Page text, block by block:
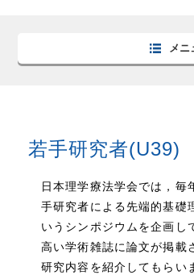
メニ
若手研究者(U39)
日本理学療法学会では，毎
手研究者による先端的基礎
いうシンポジウムを企画し
高い学術雑誌に論文が掲載
研究内容を紹介してもらい